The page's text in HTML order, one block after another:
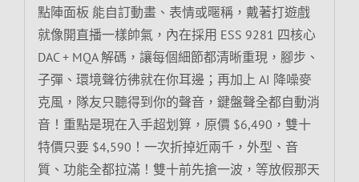
點陣面板 能自訂動畫、表情或暱稱，戴著打遊戲
就像開直播一樣帥氣，內在採用 ESS 9281 四核心
DAC + MQA 解碼，讓每個細節都清晰重現，腳步、
子彈、環境聲彷彿就在你耳邊；再加上 AI 降噪麥
克風，隊友只聽得到你的聲音，鍵盤聲全都自動消
音！重點是現在入手超划算，原價 $6,490，雙十
特價只要 $4,590！一次折掉近兩千，外型、音
質、功能全都拉滿！雙十前先搶一波，等放假那天